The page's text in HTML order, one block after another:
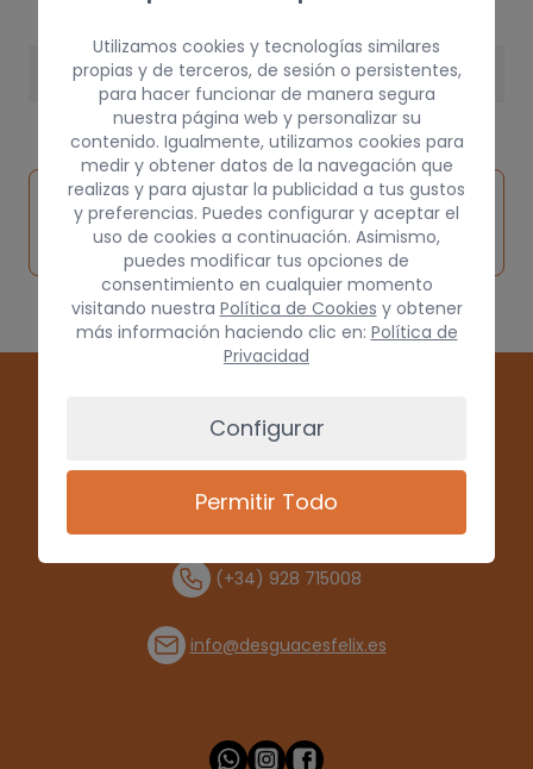
PESO
Inspeccionar
vehículo de
origen
Solicitar
pieza
Consultar
por
(+34) 928 715008
info@desguacesfelix.es
Utilizamos cookies y tecnologías similares
propias y de terceros, de sesión o persistentes,
para hacer funcionar de manera segura
nuestra página web y personalizar su
contenido. Igualmente, utilizamos cookies para
medir y obtener datos de la navegación que
realizas y para ajustar la publicidad a tus gustos
y preferencias. Puedes configurar y aceptar el
uso de cookies a continuación. Asimismo,
puedes modificar tus opciones de
consentimiento en cualquier momento
visitando nuestra Política de Cookies y obtener
más información haciendo clic en: Política de
Privacidad
Configurar
Permitir Todo